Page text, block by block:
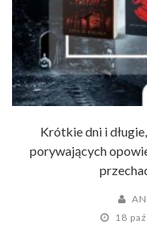
Krótkie dni i
porywających
18